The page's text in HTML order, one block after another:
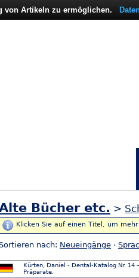
Bücher etc. >
Klicken Sie auf einen Titel, um
nach: Neueingänge ·
Kürten, Daniel - Dental-Katalog Nr. 14
Präparate.
von Artikeln zu ermöglichen.